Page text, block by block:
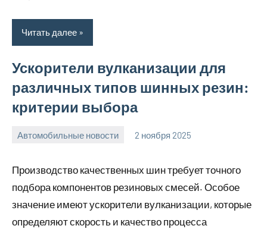
Читать далее
Ускорители вулканизации для
различных типов шинных резин:
критерии выбора
Автомобильные новости 2 ноября 2025
Производство качественных шин требует точного
подбора компонентов резиновых смесей. Особое
значение имеют ускорители вулканизации, которые
определяют скорость и качество процесса